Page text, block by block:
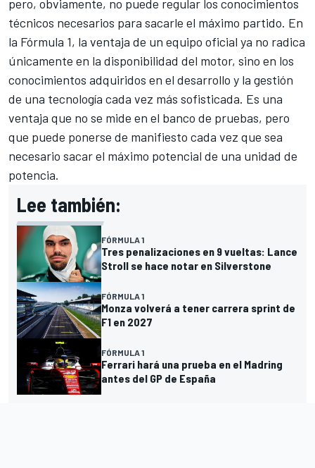
pero, obviamente, no puede regular los conocimientos
técnicos necesarios para sacarle el máximo partido. En
la Fórmula 1, la ventaja de un equipo oficial ya no radica
únicamente en la disponibilidad del motor, sino en los
conocimientos adquiridos en el desarrollo y la gestión
de una tecnología cada vez más sofisticada. Es una
ventaja que no se mide en el banco de pruebas, pero
que puede ponerse de manifiesto cada vez que sea
necesario sacar el máximo potencial de una unidad de
potencia.
Lee también:
FÓRMULA 1
Tres penalizaciones en 9 vueltas: Lance
Stroll se hace notar en Silverstone
FÓRMULA 1
Monza volverá a tener carrera sprint de
F1 en 2027
FÓRMULA 1
Ferrari hará una prueba en el Madring
antes del GP de España